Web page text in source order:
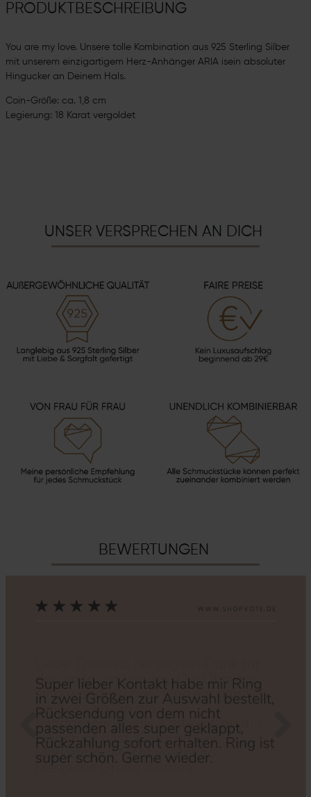
PRODUKTBESCHREIBUNG
You are my love. Unsere tolle Kombination aus 925 Sterling Silber
mit unserem einzigartigem Herz-Anhänger ARIA isein absoluter
Hingucker an Deinem Hals.
Coin-Größe: ca. 1,8 cm
Legierung: 18 Karat vergoldet
UNSER VERSPRECHEN AN DICH
BEWERTUNGEN
Zurück